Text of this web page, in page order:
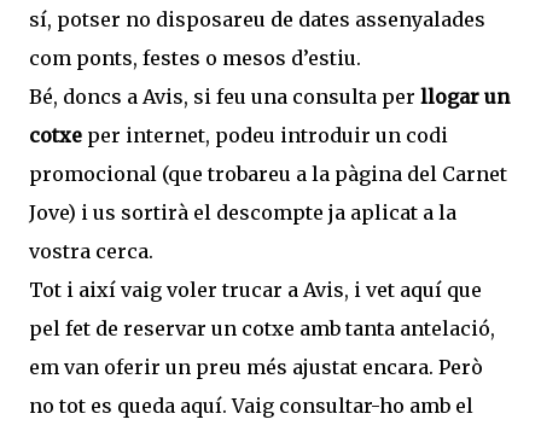
sí, potser no disposareu de dates assenyalades
com ponts, festes o mesos d’estiu.
Bé, doncs a Avis, si feu una consulta per llogar un
cotxe per internet, podeu introduir un codi
promocional (que trobareu a la pàgina del Carnet
Jove) i us sortirà el descompte ja aplicat a la
vostra cerca.
Tot i així vaig voler trucar a Avis, i vet aquí que
pel fet de reservar un cotxe amb tanta antelació,
em van oferir un preu més ajustat encara. Però
no tot es queda aquí. Vaig consultar-ho amb el